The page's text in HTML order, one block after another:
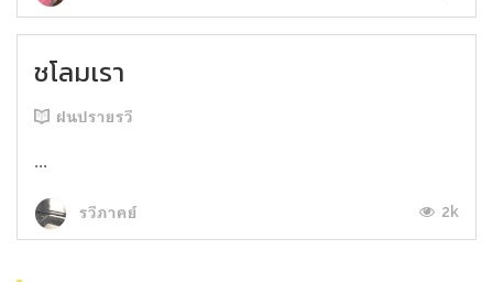
ชโลมเรา
ฝนปรายรวี
...
รวีภาคย์ 2k